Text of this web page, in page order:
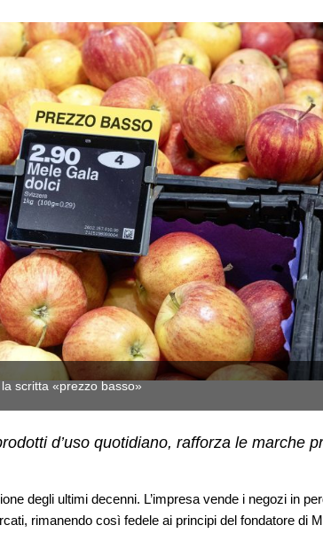
scritta «prezzo basso»
d’uso quotidiano, rafforza le marche
degli ultimi decenni. L’impresa vende i negozi in
rimanendo così fedele ai principi del fondatore di